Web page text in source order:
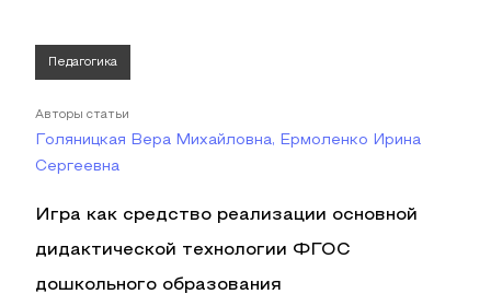
Педагогика
Авторы статьи
Голяницкая Вера Михайловна, Ермоленко Ирина
Сергеевна
Игра как средство реализации основной
дидактической технологии ФГОС
дошкольного образования